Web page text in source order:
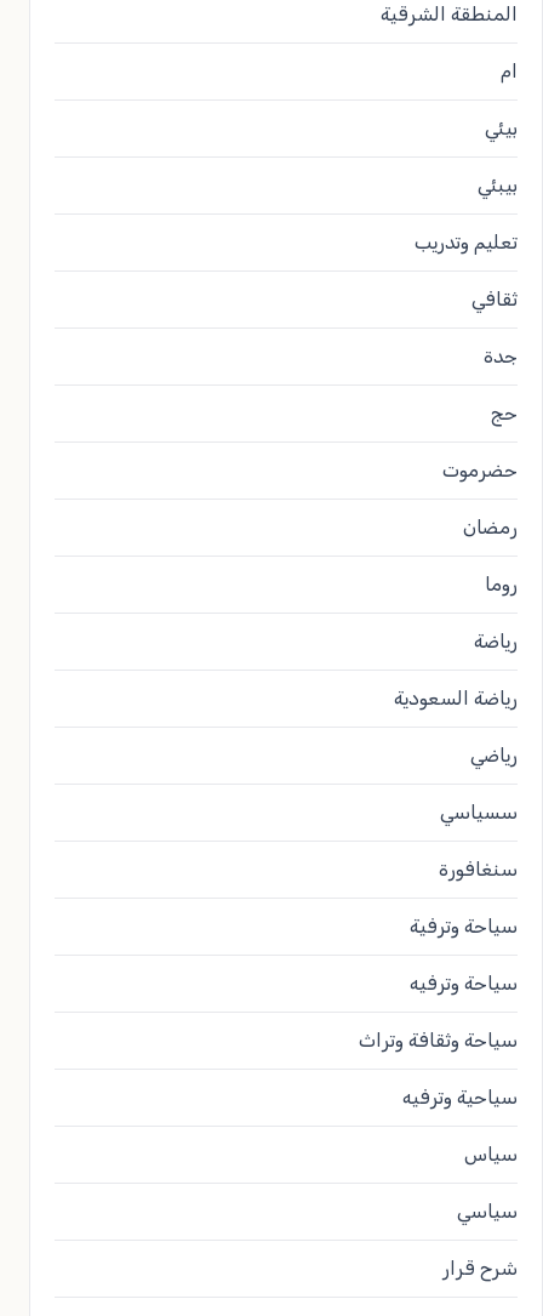
المنطقة الشرقية
ام
بيئي
بيبئي
تعليم وتدريب
ثقافي
جدة
حج
حضرموت
رمضان
روما
رياضة
رياضة السعودية
رياضي
سسياسي
سنغافورة
سياحة وترفية
سياحة وترفيه
سياحة وثقافة وتراث
سياحية وترفيه
سياس
سياسي
شرح قرار